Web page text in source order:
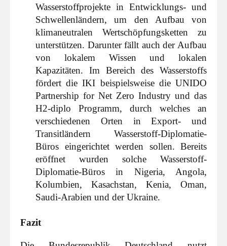
Wasserstoffprojekte in Entwicklungs- und
Schwellenländern, um den Aufbau von
klimaneutralen Wertschöpfungsketten zu
unterstützen. Darunter fällt auch der Aufbau
von lokalem Wissen und lokalen
Kapazitäten. Im Bereich des Wasserstoffs
fördert die IKI beispielsweise die UNIDO
Partnership for Net Zero Industry und das
H2-diplo Programm, durch welches an
verschiedenen Orten in Export- und
Transitländern Wasserstoff-Diplomatie-
Büros eingerichtet werden sollen. Bereits
eröffnet wurden solche Wasserstoff-
Diplomatie-Büros in Nigeria, Angola,
Kolumbien, Kasachstan, Kenia, Oman,
Saudi-Arabien und der Ukraine.
Fazit